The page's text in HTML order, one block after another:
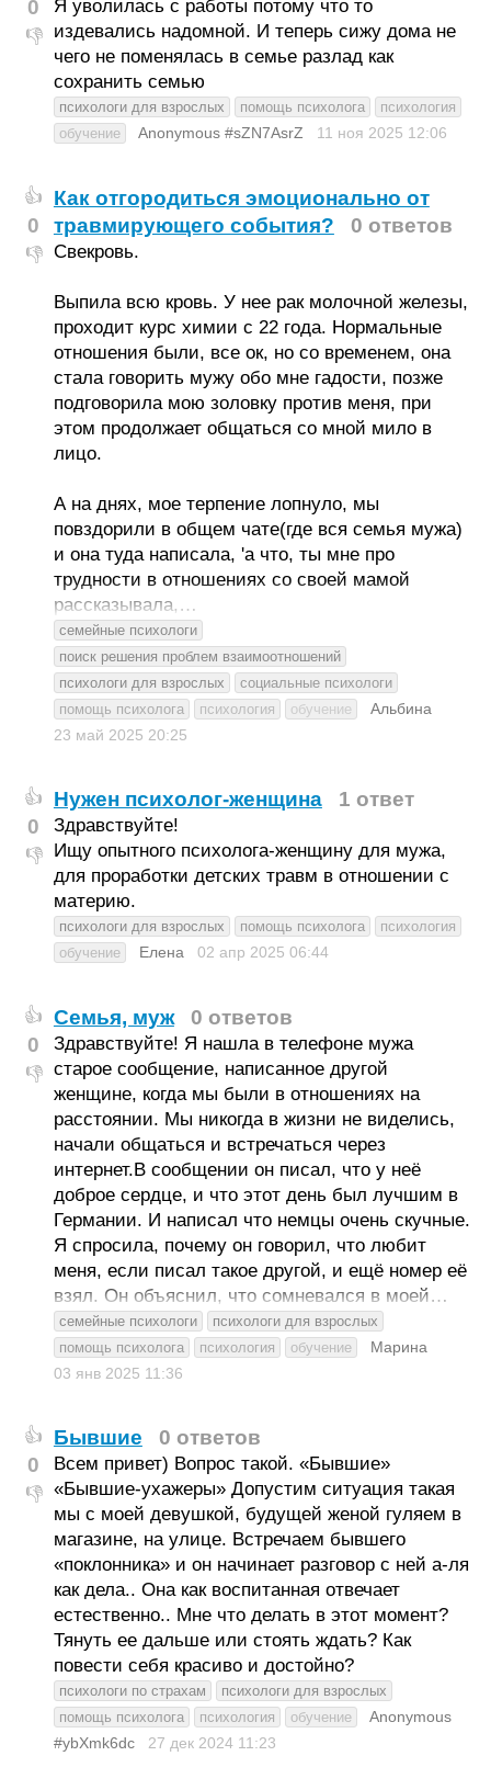
0
👎
Я уволилась с работы потому что то
издевались надомной. И теперь сижу дома не
чего не поменялась в семье разлад как
сохранить семью
психологи для взрослых помощь психолога
психология
обучение
Anonymous #sZN7AsrZ 11 ноя 2025 12:06
👍
0
👎
Как отгородиться эмоционально от
травмирующего события?
0 ответов
Свекровь.
Выпила всю кровь. У нее рак молочной железы,
проходит курс химии с 22 года. Нормальные
отношения были, все ок, но со временем, она
стала говорить мужу обо мне гадости, позже
подговорила мою золовку против меня, при
этом продолжает общаться со мной мило в
лицо.
А на днях, мое терпение лопнуло, мы
повздорили в общем чате(где вся семья мужа)
и она туда написала, 'а что, ты мне про
трудности в отношениях со своей мамой
рассказывала,…
семейные психологи
поиск решения проблем взаимоотношений
психологи для взрослых
социальные психологи
помощь психолога
психология обучение
Альбина
23 май 2025 20:25
👍
0
👎
Нужен психолог-женщина 1 ответ
Здравствуйте!
Ищу опытного психолога-женщину для мужа,
для проработки детских травм в отношении с
материю.
психологи для взрослых помощь психолога
психология
обучение
Елена 02 апр 2025 06:44
👍
0
👎
Семья, муж 0 ответов
Здравствуйте! Я нашла в телефоне мужа
старое сообщение, написанное другой
женщине, когда мы были в отношениях на
расстоянии. Мы никогда в жизни не виделись,
начали общаться и встречаться через
интернет.В сообщении он писал, что у неё
доброе сердце, и что этот день был лучшим в
Германии. И написал что немцы очень скучные.
Я спросила, почему он говорил, что любит
меня, если писал такое другой, и ещё номер её
взял. Он объяснил, что сомневался в моей…
семейные психологи
психологи для взрослых
помощь психолога
психология обучение
Марина
03 янв 2025 11:36
👍
0
👎
Бывшие 0 ответов
Всем привет) Вопрос такой. «Бывшие»
«Бывшие-ухажеры» Допустим ситуация такая
мы с моей девушкой, будущей женой гуляем в
магазине, на улице. Встречаем бывшего
«поклонника» и он начинает разговор с ней а-ля
как дела.. Она как воспитанная отвечает
естественно.. Мне что делать в этот момент?
Тянуть ее дальше или стоять ждать? Как
повести себя красиво и достойно?
психологи по страхам
психологи для взрослых
помощь психолога
психология обучение
Anonymous
#ybXmk6dc
27 дек 2024 11:23